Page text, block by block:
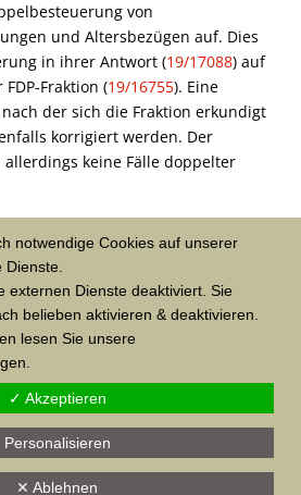
von
und Altersbezügen auf. Dies
in ihrer Antwort (19/17088) auf
Fraktion (19/16755). Eine
der sich die Fraktion erkundigt
korrigiert werden. Der
keine Fälle doppelter
mbH
notwendige Cookies auf unserer
Dienste.
externen Dienste deaktiviert. Sie
belieben aktivieren & deaktivieren.
lesen Sie unsere
✓ Akzeptieren
Personalisieren
✕ Ablehnen